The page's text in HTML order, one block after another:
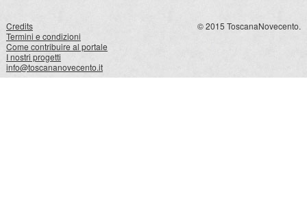
Credits
Termini e condizioni
Come contribuire al portale
I nostri progetti
info@toscananovecento.it
© 2015 ToscanaNovecento.